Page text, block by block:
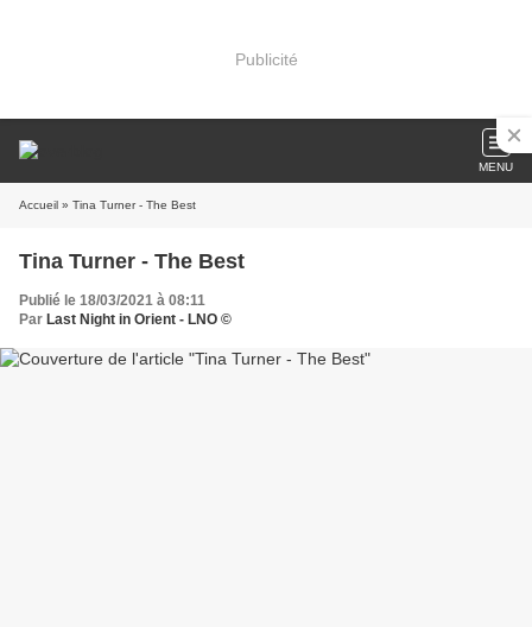
Publicité
MENU
Accueil » Tina Turner - The Best
Tina Turner - The Best
Publié le 18/03/2021 à 08:11
Par Last Night in Orient - LNO ©